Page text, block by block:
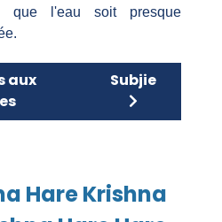
que l'eau soit presque
: Tomates aux
aux
Article suivant
Subjie
Hare Krishna